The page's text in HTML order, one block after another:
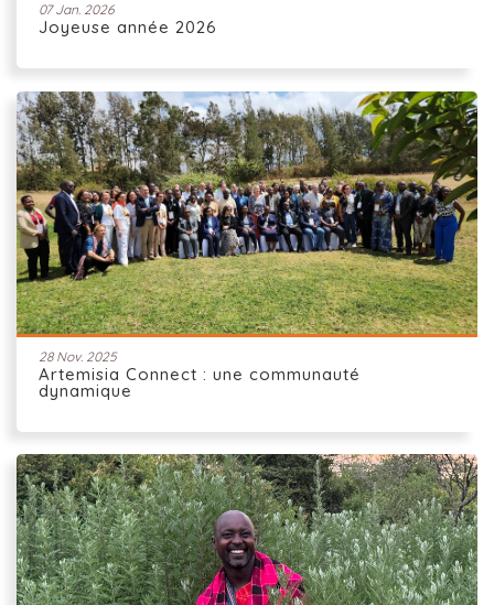
07 Jan. 2026
Joyeuse année 2026
28 Nov. 2025
Artemisia Connect : une communauté
dynamique